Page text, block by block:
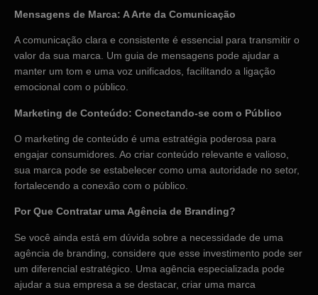
Mensagens de Marca: A Arte da Comunicação
A comunicação clara e consistente é essencial para transmitir o
valor da sua marca. Um guia de mensagens pode ajudar a
manter um tom e uma voz unificados, facilitando a ligação
emocional com o público.
Marketing de Conteúdo: Conectando-se com o Público
O marketing de conteúdo é uma estratégia poderosa para
engajar consumidores. Ao criar conteúdo relevante e valioso,
sua marca pode se estabelecer como uma autoridade no setor,
fortalecendo a conexão com o público.
Por Que Contratar uma Agência de Branding?
Se você ainda está em dúvida sobre a necessidade de uma
agência de branding, considere que esse investimento pode ser
um diferencial estratégico. Uma agência especializada pode
ajudar a sua empresa a se destacar, criar uma marca